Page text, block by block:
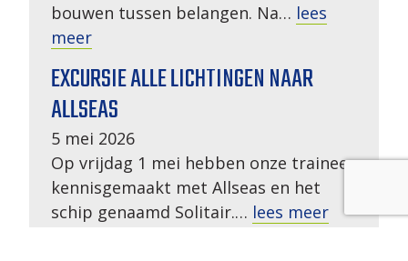
bouwen tussen belangen. Na… lees
meer
EXCURSIE ALLE LICHTINGEN NAAR
ALLSEAS
5 mei 2026
Op vrijdag 1 mei hebben onze trainees
kennisgemaakt met Allseas en het
schip genaamd Solitair.… lees meer